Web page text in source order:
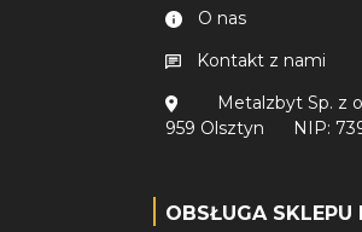
O nas
Kontakt z nami
Metalzbyt Sp. z
959 Olsztyn
NIP:
OBSŁUGA SKLEPU